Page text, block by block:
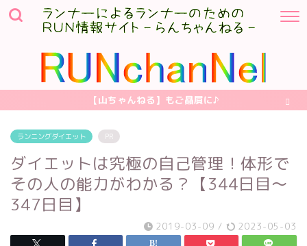
【山ちゃんねる】もご贔屓に♪
ランニングダイエット PR
ダイエットは究極の自己管理！体形で
その人の能力がわかる？【344日目～
347日目】
2019-03-09 / 2023-05-03